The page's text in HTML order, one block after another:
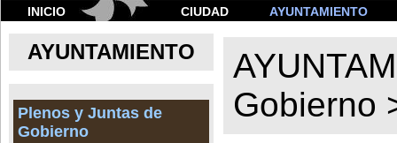
INICIO CIUDAD AYUNTAMIENTO
AYUNTAMIENTO
Plenos y Juntas de
Gobierno
Gobierno